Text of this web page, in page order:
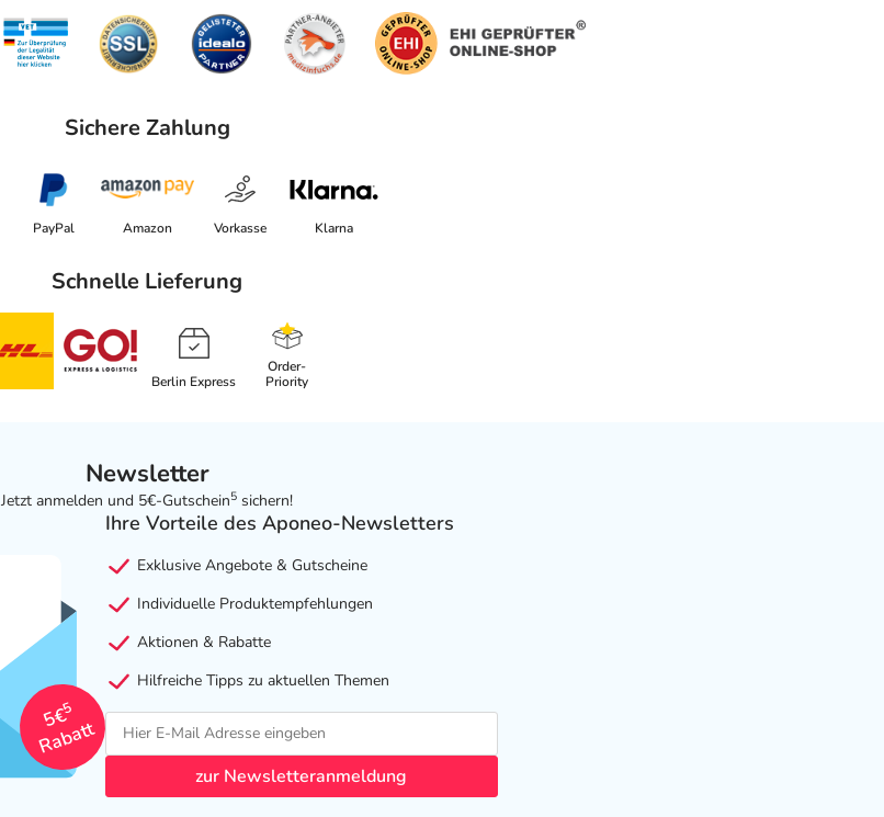
Sichere Zahlung
PayPal Amazon Vorkasse Klarna
Schnelle Lieferung
Berlin Express
Order-
Priority
Newsletter
Jetzt anmelden und 5€-Gutschein5 sichern!
5€
5
Rabatt
Ihre Vorteile des Aponeo-Newsletters
Exklusive Angebote & Gutscheine
Individuelle Produktempfehlungen
Aktionen & Rabatte
Hilfreiche Tipps zu aktuellen Themen
zur Newsletteranmeldung